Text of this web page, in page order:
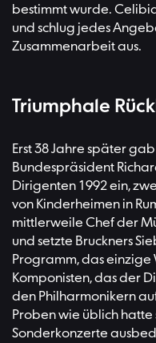
bestimmt wurde.
und schlug jedes
Zusammenarbeit aus.
Triumphale
Erst 38 Jahre später
Bundespräsident
Dirigenten 1992 ein,
von Kinderheimen in
mittlerweile Chef der
und setzte Bruckners
Programm, das einzige
Komponisten, das der
den Philharmonikern
Proben wie üblich
Sonderkonzerte